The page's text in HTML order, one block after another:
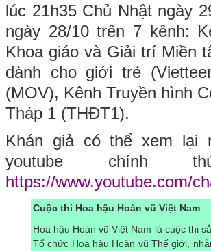
lúc 21h35 Chủ Nhật ngày
ngày 28/10 trên 7 kênh:
Khoa giáo và Giải trí Miền
dành cho giới trẻ
(MOV), Kênh Truyền hình
Tháp 1 (THĐT1).
Khán giả có thể xem lại
youtube chính
https://www.youtube.com/
Cuộc thi Hoa hậu Hoàn vũ Việt Nam
Hoa hậu Hoàn vũ Việt Nam là cuộc thi
Tổ chức Hoa hậu Hoàn vũ Thế giới,